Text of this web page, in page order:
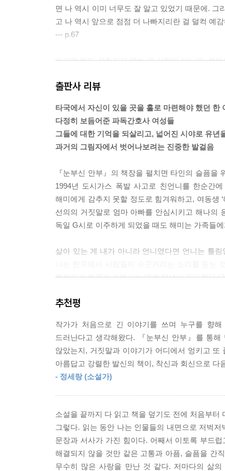
면 나 역시 이미 너무도 잘 알고 있었기 때문에.
고 나 역시 앞으로 점점 더 나빠지리란 걸 덜컥 예
--- p.67
숨기려 해도 감춰지지 않는 게 사랑일 테니까. 봄
--- pp.100~101
적어도 나는 더이상 나의 삶을 방치하지는 않고
--- p.238
나는 네 마음을 그저 짐작하고 내 마음을 조심스레
내 삶을 돌아보며 더이상 후회하지 않아. 나는 내
한 내가 겪은 무수한 실패와 좌절마저도 온전한
으니까.
출판사 리뷰
타국에서 자신이 있을 곳을 홀로 마련해야 했던 한
다정히 보듬어준 파독간호사 여성들
그들에 대한 기억을 되살리고, 넓어진 시야로 유년
과거의 그림자에서 벗어나보려는 진중한 발걸음
『눈부신 안부』의 책장을 펼치면 타인의 슬픔을
1994년 도시가스 폭발 사고로 친언니를 한순간
해미에게 감추지 못할 정도로 힘겨워하고, 여동생
선의의 거짓말로 엄마 아빠를 안심시키고 해나의
독일 G시로 이주하게 되었을 때도 해미는 가족들
살아 있는 게 내가 아니라 언니였다면 언니는 틀
행복하게 해주기 위해서는 때로 체념이 필요했다
G시에서도 해미는 낯선 환경에서 혼자서도 잘
건너간 독일에 정착하여 ‘마리아 이모’와 ‘선자
보살핌 속에서 해미는 자신보다 앞서 타국에 자
가족과 국가를 위해 삶을 희생한 집합체가 아
재가동한다.
“정말 어찌할 바를 모르겠을 정도의 아름다움이지?”
사람들 쪽을 향하고 있었다.
“내년에도 이렇게 아름다운 걸 볼 수 있을 테니 살
언제나 표정이 적어 화난 것처럼 보이던 선자
우리를 웃기기 위해 일부러 우스꽝스러운 포즈를
추천평
작가가 처음으로 긴 이야기를 쓰며 누구를 향
드러난다고 생각해왔다. 『눈부신 안부』를 통
않았는지, 거짓말과 이야기가 어디에서 엉키고
아름답고 강렬한 발신의 책이, 착신과 회신으로 다
- 정세랑 (소설가)
소설을 끝까지 다 읽고 책을 덮기도 전에 처음부
그렇다. 읽는 동안 나는 인물들의 내면으로 저벅
문장과 서사가 가진 힘이다. 어째서 이토록 부드
해결되지 않을 것만 같은 고통과 아픔, 슬픔을 간
무수히 많은 사랑을 만난 것 같다. 저마다의 삶